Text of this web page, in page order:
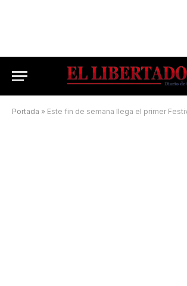
Portada » Este fin de semana llega el primer